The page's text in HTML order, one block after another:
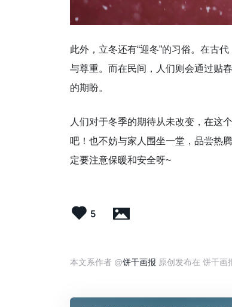
此外，立冬还有“迎冬”的习俗。在古
与尊重。而在民间，人们则会通过贴
的期盼。
人们对于冬季的期待从未改变，在这
吧！也不妨与家人围坐一堂，品尝热
定要注意保暖和安全呀~
5
本文系作者 @饼干画报 原创发布在 饼干画